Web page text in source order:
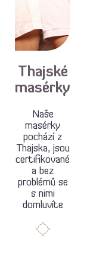
Thajské
masérky
Naše
masérky
pochází z
Thajska, jsou
certifikované
a bez
problémů se
s nimi
domluvíte